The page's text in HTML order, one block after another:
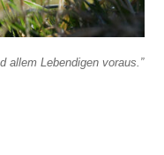
allem Lebendigen voraus.”